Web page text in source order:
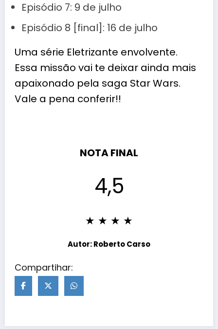
Episódio 7: 9 de julho
Episódio 8 [final]: 16 de julho
Uma série Eletrizante envolvente.
Essa missão vai te deixar ainda mais
apaixonado pela saga Star Wars.
Vale a pena conferir!!
NOTA FINAL
4,5
★ ★ ★ ★
Autor: Roberto Carso
Compartihar: